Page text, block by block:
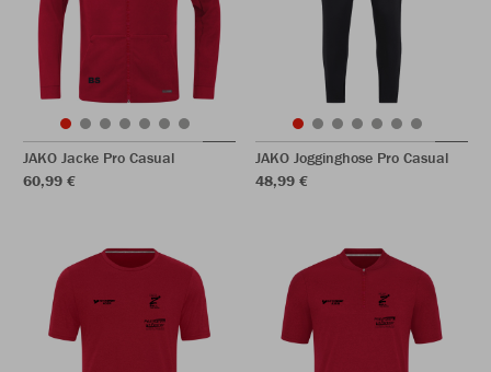
JAKO Jacke Pro Casual
60,99 €
JAKO Jogginghose Pro Casual
48,99 €